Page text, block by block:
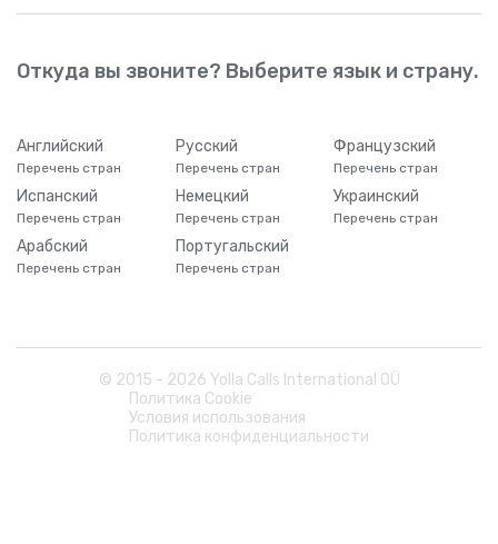
Откуда вы звоните? Выберите язык и страну.
Английский
Перечень стран
Русский
Перечень стран
Французский
Перечень стран
Испанский
Перечень стран
Немецкий
Перечень стран
Украинский
Перечень стран
Арабский
Перечень стран
Португальский
Перечень стран
© 2015 - 2026 Yolla Calls International OÜ
Политика Cookie
Условия использования
Политика конфиденциальности